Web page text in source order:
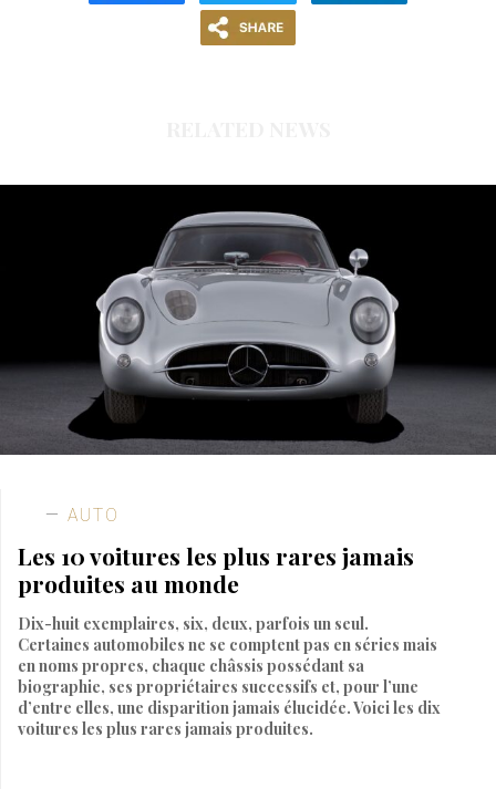
AUTO
Les 10 voitures les plus rares jamais
produites au monde
Dix-huit exemplaires, six, deux, parfois un seul.
Certaines automobiles ne se comptent pas en séries mais
en noms propres, chaque châssis possédant sa
biographie, ses propriétaires successifs et, pour l’une
d’entre elles, une disparition jamais élucidée. Voici les dix
voitures les plus rares jamais produites.